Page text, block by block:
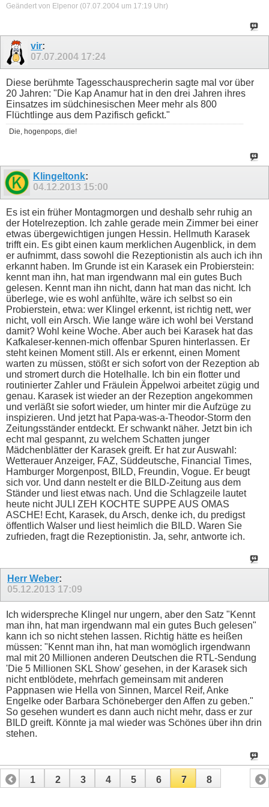
Geändert von Elpenor (07.07.2004 um 17:19 Uhr)
vir:
07.07.2004 17:24
Diese berühmte Tagesschausprecherin sagte mal vor über
20 Jahren: "Die Kap Anamur hat in den drei Jahren ihres
Einsatzes im südchinesischen Meer mehr als 800
Flüchtlinge aus dem Pazifisch gefickt."
Die, hogenpops, die!
Klingeltonk:
04.12.2013 15:00
Es ist ein früher Montagmorgen und deshalb sehr ruhig an
der Hotelrezeption. Ich zahle gerade mein Zimmer bei einer
etwas übergewichtigen jungen Hessin. Hellmuth Karasek
trifft ein. Es gibt einen kaum merklichen Augenblick, in dem
er aufnimmt, dass sowohl die Rezeptionistin als auch ich ihn
erkannt haben. Im Grunde ist ein Karasek ein Probierstein:
kennt man ihn, hat man irgendwann mal ein gutes Buch
gelesen. Kennt man ihn nicht, dann hat man das nicht. Ich
überlege, wie es wohl anfühlte, wäre ich selbst so ein
Probierstein, etwa: wer Klingel erkennt, ist richtig nett, wer
nicht, voll ein Arsch. Wie lange wäre ich wohl bei Verstand
damit? Wohl keine Woche. Aber auch bei Karasek hat das
Kafkaleser-kennen-mich offenbar Spuren hinterlassen. Er
steht keinen Moment still. Als er erkennt, einen Moment
warten zu müssen, stößt er sich sofort von der Rezeption ab
und stromert durch die Hotelhalle. Ich bin ein flotter und
routinierter Zahler und Fräulein Äppelwoi arbeitet zügig und
genau. Karasek ist wieder an der Rezeption angekommen
und verläßt sie sofort wieder, um hinter mir die Aufzüge zu
inspizieren. Und jetzt hat Papa-was-a-Theodor-Storm den
Zeitungsständer entdeckt. Er schwankt näher. Jetzt bin ich
echt mal gespannt, zu welchem Schatten junger
Mädchenblätter der Karasek greift. Er hat zur Auswahl:
Wetterauer Anzeiger, FAZ, Süddeutsche, Financial Times,
Hamburger Morgenpost, BILD, Freundin, Vogue. Er beugt
sich vor. Und dann nestelt er die BILD-Zeitung aus dem
Ständer und liest etwas nach. Und die Schlagzeile lautet
heute nicht JULI ZEH KOCHTE SUPPE AUS OMAS
ASCHE! Echt, Karasek, du Arsch, denke ich, du predigst
öffentlich Walser und liest heimlich die BILD. Waren Sie
zufrieden, fragt die Rezeptionistin. Ja, sehr, antworte ich.
Herr Weber:
05.12.2013 17:09
Ich widerspreche Klingel nur ungern, aber den Satz "Kennt
man ihn, hat man irgendwann mal ein gutes Buch gelesen"
kann ich so nicht stehen lassen. Richtig hätte es heißen
müssen: "Kennt man ihn, hat man womöglich irgendwann
mal mit 20 Millionen anderen Deutschen die RTL-Sendung
'Die 5 Millionen SKL Show' gesehen, in der Karasek sich
nicht entblödete, mehrfach gemeinsam mit anderen
Pappnasen wie Hella von Sinnen, Marcel Reif, Anke
Engelke oder Barbara Schöneberger den Affen zu geben."
So gesehen wundert es dann auch nicht mehr, dass er zur
BILD greift. Könnte ja mal wieder was Schönes über ihn drin
stehen.
1 2 3 4 5 6 7 8